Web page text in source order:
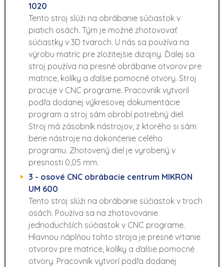
1020
Tento stroj slúži na obrábanie súčiastok v
piatich osách. Tým je možné zhotovovať
súčiastky v 3D tvaroch. U nás sa používa na
výrobu matríc pre zložitejšie dizajny. Ďalej sa
stroj používa na presné obrábanie otvorov pre
matrice, kolíky a ďalšie pomocné otvory. Stroj
pracuje v CNC programe. Pracovník vytvoril
podľa dodanej výkresovej dokumentácie
program a stroj sám obrobí potrebný diel.
Stroj má zásobník nástrojov, z ktorého si sám
berie nástroje na dokončenie celého
programu. Zhotovený diel je vyrobený v
presnosti 0,05 mm.
3 - osové CNC obrábacie centrum MIKRON
UM 600
Tento stroj slúži na obrábanie súčiastok v troch
osách. Používa sa na zhotovovanie
jednoduchších súčiastok v CNC programe.
Hlavnou náplňou tohto stroja je presné vŕtanie
otvorov pre matrice, kolíky a ďalšie pomocné
otvory. Pracovník vytvorí podľa dodanej